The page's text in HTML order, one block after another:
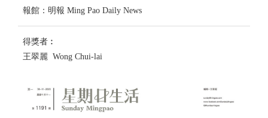
報館：明報 Ming Pao Daily News
得獎者︰
王翠麗 Wong Chui-lai